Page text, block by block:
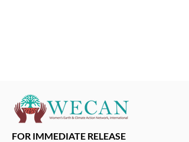
FOR IMMEDIATE RELEASE